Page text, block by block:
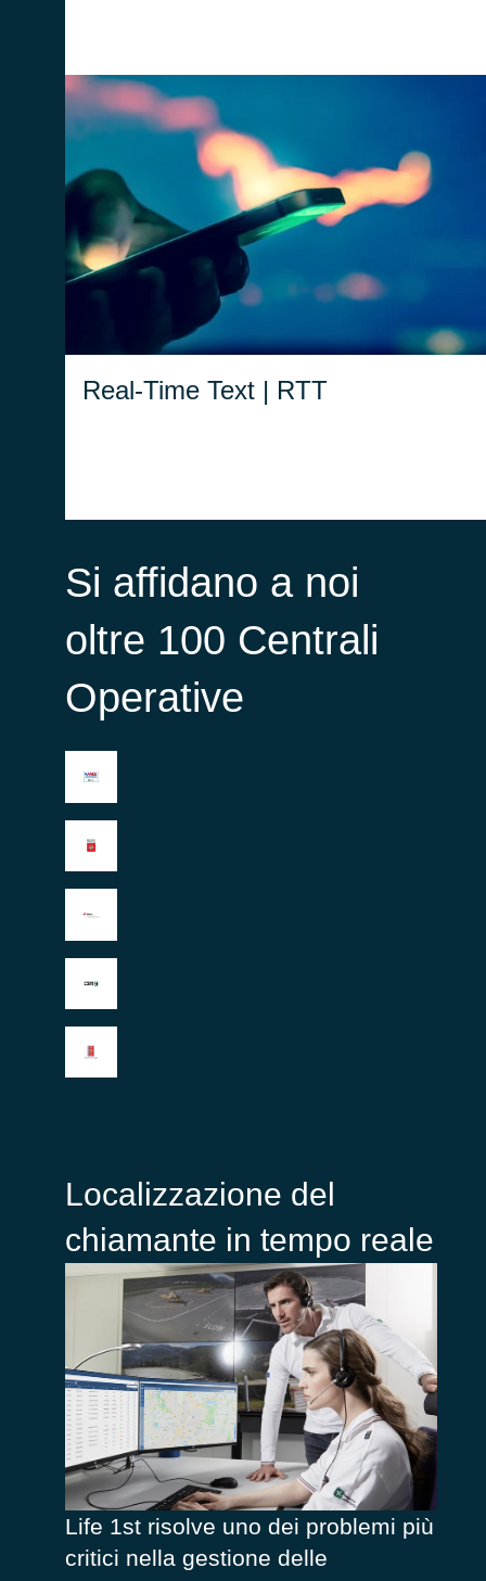
Real-Time Text | RTT
Per facilitare l’integrazione del
Real-Time Text nelle Centrali
Operative, Beta 80 ha sviluppato
un gateway RTT con un client
dedicato che permette di gestire
le sessioni RTT direttamente
dall’interfaccia CAD.
Si affidano a noi
oltre 100 Centrali
Operative
Localizzazione del
chiamante in tempo reale
Life 1st risolve uno dei problemi più
critici nella gestione delle